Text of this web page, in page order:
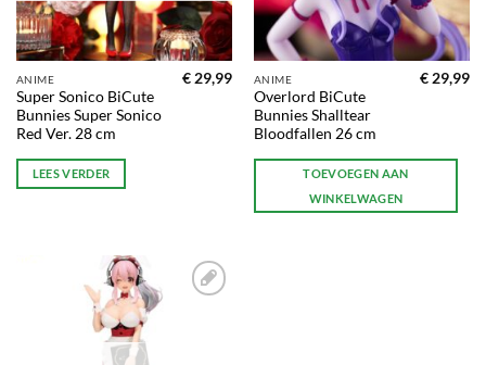
ANIME
Super Sonico BiCute
Bunnies Super Sonico
Red Ver. 28 cm
€ 29,99
LEES VERDER
ANIME
Overlord BiCute
Bunnies Shalltear
Bloodfallen 26 cm
€ 29,99
TOEVOEGEN AAN
WINKELWAGEN